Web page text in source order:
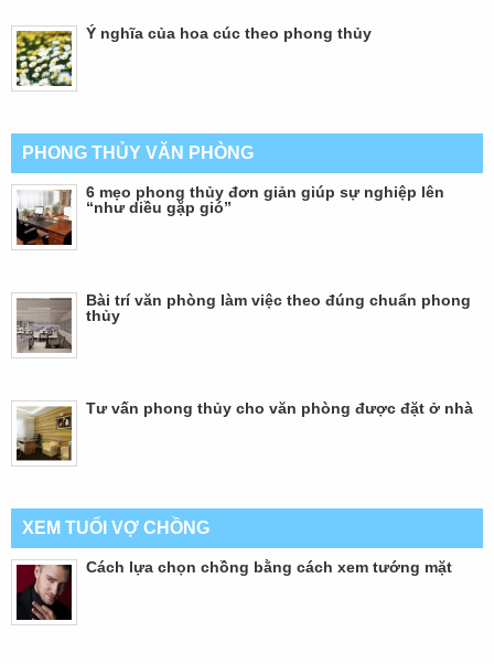
Ý nghĩa của hoa cúc theo phong thủy
PHONG THỦY VĂN PHÒNG
6 mẹo phong thủy đơn giản giúp sự nghiệp lên
“như diều gặp gió”
Bài trí văn phòng làm việc theo đúng chuẩn phong
thủy
Tư vấn phong thủy cho văn phòng được đặt ở nhà
XEM TUỔI VỢ CHỒNG
Cách lựa chọn chồng bằng cách xem tướng mặt